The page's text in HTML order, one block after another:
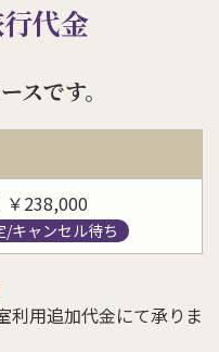
代金
スです。
￥238,000
/キャンセル待ち
利用追加代金にて承りま